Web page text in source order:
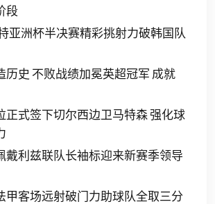
段
亚洲杯半决赛精彩挑射力破韩国队
历史 不败战绩加冕英超冠军 成就
正式签下切尔西边卫马特森 强化球
戴利兹联队长袖标迎来新赛季领导
甲客场远射破门力助球队全取三分